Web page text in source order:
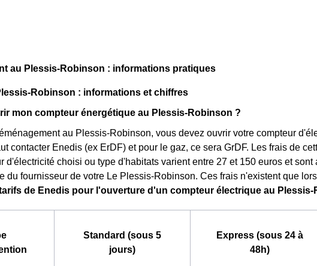
au Plessis-Robinson : informations pratiques
Robinson : informations et chiffres
mon compteur énergétique au Plessis-Robinson ?
au Plessis-Robinson, vous devez ouvrir votre compteur
contacter Enedis (ex ErDF) et pour le gaz, ce sera GrDF. Les frais de
d'électricité choisi ou type d'habitats varient entre 27 et 150 euros et sont
du fournisseur de votre Le Plessis-Robinson. Ces frais n'existent que
de Enedis pour l'ouverture d'un compteur électrique au Plessis-
Standard (sous 5
jours)
Express (sous 24 à
48h)